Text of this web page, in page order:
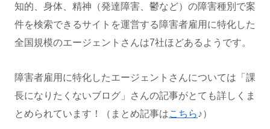
知的、身体、精神（発達障害、鬱など）の障害種別で案
件を検索できるサイトを運営する障害者雇用に特化した
全国規模のエージェントさんは7社ほどあるようです。
障害者雇用に特化したエージェントさんについては「課
長になりたくないブログ」さんの記事がとても詳しくま
とめられています！（まとめ記事はこちら♪）